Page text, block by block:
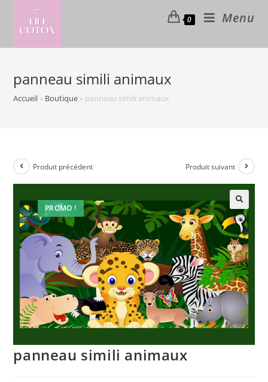
content
0 Menu
panneau simili animaux
Accueil » Boutique » panneau simili animaux
PROMO !
Produit précédent Produit suivant
🔍
panneau simili animaux